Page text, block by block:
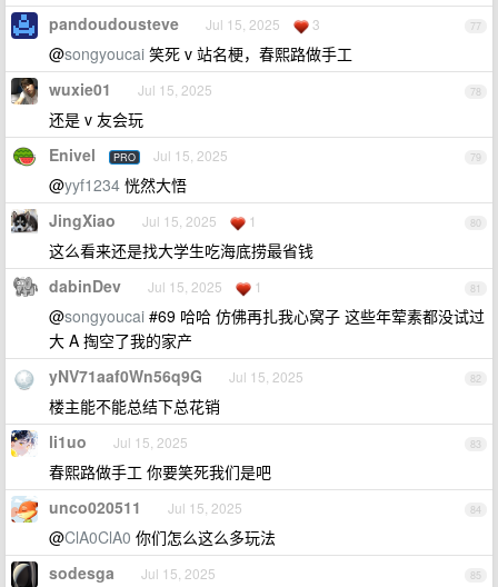
77
pandoudousteve Jul 15, 2025 3
@songyoucai 笑死 v 站名梗，春熙路做手工
78
wuxie01 Jul 15, 2025
还是 v 友会玩
79
Enivel PRO Jul 15, 2025
@yyf1234 恍然大悟
80
JingXiao Jul 15, 2025 1
这么看来还是找大学生吃海底捞最省钱
81
dabinDev Jul 15, 2025 1
@songyoucai #69 哈哈 仿佛再扎我心窝子 这些年荤素都没试过
大 A 掏空了我的家产
82
yNV71aaf0Wn56q9G Jul 15, 2025
楼主能不能总结下总花销
83
li1uo Jul 15, 2025
春熙路做手工 你要笑死我们是吧
84
unco020511 Jul 15, 2025
@ClA0ClA0 你们怎么这么多玩法
85
sodesga Jul 15, 2025